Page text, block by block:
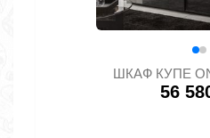
ШКАФ КУПЕ
56